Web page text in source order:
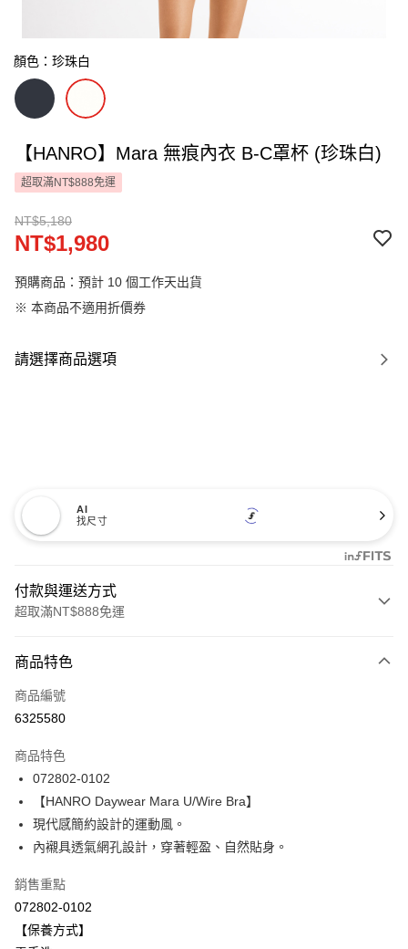
顏色：珍珠白
【HANRO】Mara 無痕內衣 B-C罩杯 (珍珠白)
超取滿NT$888免運
NT$5,180
NT$1,980
預購商品：預計 10 個工作天出貨
※ 本商品不適用折價券
請選擇商品選項
AI
找尺寸
付款與運送方式
超取滿NT$888免運
信用卡一次付款
信用卡分期付款
合作金庫商業銀行
華南商業銀行
上海商業儲蓄銀行
台北富邦商業銀行
國泰世華商業銀行
臺灣中小企業銀行
台中商業銀行
聯邦商業銀行
台新國際商業銀行
Apple Pay
悠遊付
ATM付款
商品特色
商品編號
6325580
商品特色
072802-0102
【HANRO Daywear Mara U/Wire Bra】
現代感簡約設計的運動風。
內襯具透氣網孔設計，穿著輕盈、自然貼身。
銷售重點
072802-0102
【保養方式】